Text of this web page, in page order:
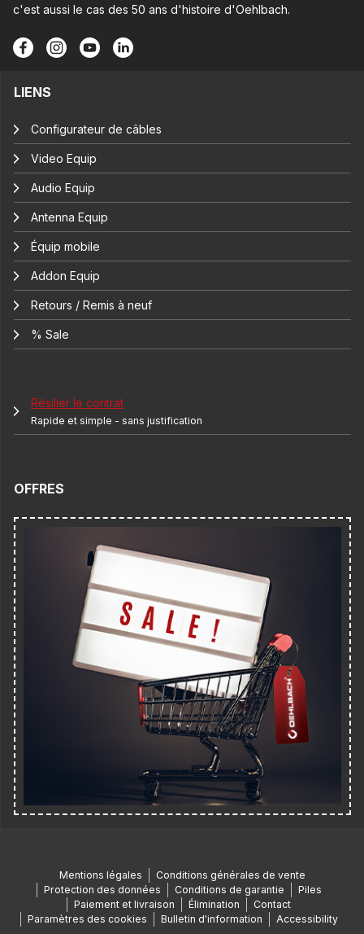
c'est aussi le cas des 50 ans d'histoire d'Oehlbach.
LIENS
Configurateur de câbles
Video Equip
Audio Equip
Antenna Equip
Équip mobile
Addon Equip
Retours / Remis à neuf
% Sale
Résilier le contrat
Rapide et simple - sans justification
OFFRES
Mentions légales
Conditions générales de vente
Protection des données
Conditions de garantie
Piles
Paiement et livraison
Élimination
Contact
Paramètres des cookies
Bulletin d'information Accessibility